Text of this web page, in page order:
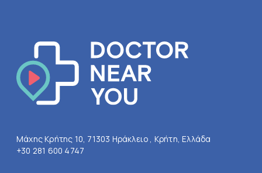
Μάχης Κρήτης 10, 71303 Ηράκλειο , Κρήτη, Ελλάδα
+30 281 600 4747